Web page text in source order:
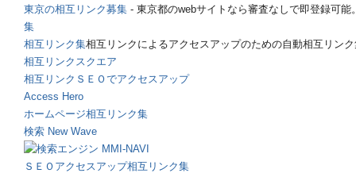
東京の相互リンク募集 - 東京都のwebサイトなら審査なしで即登録可能
集
相互リンク集相互リンクによるアクセスアップのための自動相互リン
相互リンクスクエア
相互リンクＳＥＯでアクセスアップ
Access Hero
ホームページ相互リンク集
検索 New Wave
ＳＥＯアクセスアップ相互リンク集